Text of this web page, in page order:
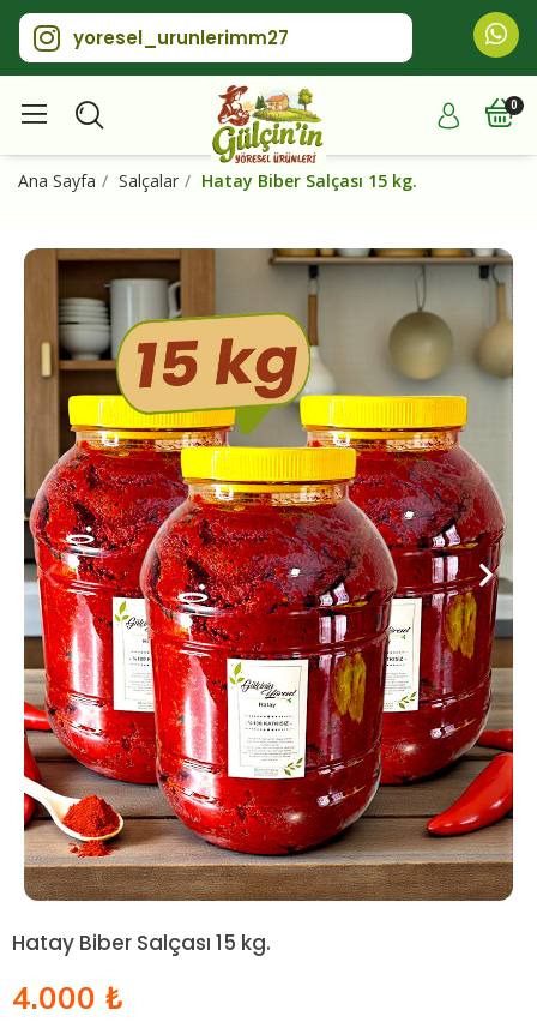
yoresel_urunlerimm27
Ana Sayfa Salçalar Hatay Biber Salçası 15 kg.
Hatay Biber Salçası 15 kg.
4.000 ₺